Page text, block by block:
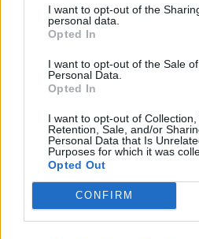
I want to opt-out of the
personal data.
Opted In
I want to opt-out of the Sale
Personal Data.
Opted In
I want to opt-out of Collection,
Retention, Sale, and/or
Personal Data that Is
Purposes for which it was
Opted Out
CONFIRM
Chanson sans vidéo